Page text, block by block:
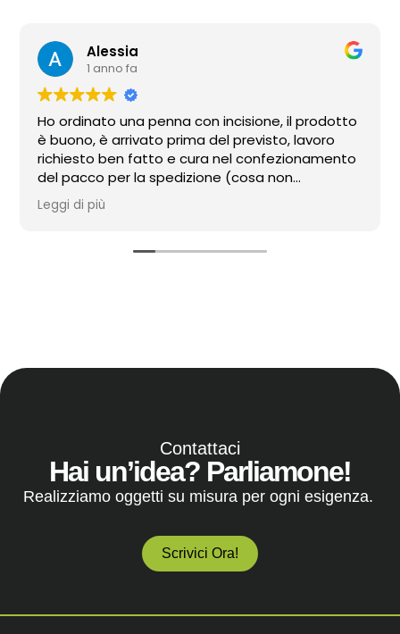
Alessia
1 anno fa
Ho ordinato una penna con incisione, il prodotto
è buono, è arrivato prima del previsto, lavoro
richiesto ben fatto e cura nel confezionamento
del pacco per la spedizione (cosa non
scontata). Consiglio!
Leggi di più
Contattaci
Hai un’idea? Parliamone!
Realizziamo oggetti su misura per ogni esigenza.
Scrivici Ora!